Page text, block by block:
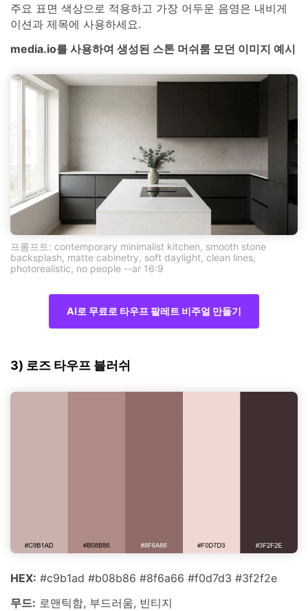
주요 표면 색상으로 적용하고 가장 어두운 음영은 내비게
이션과 제목에 사용하세요.
media.io를 사용하여 생성된 스톤 머쉬룸 모던 이미지 예시
프롬프트: contemporary minimalist kitchen, smooth stone
backsplash, matte cabinetry, soft daylight, clean lines,
photorealistic, no people --ar 16:9
AI로 무료로 타우프 팔레트 비주얼 만들기
3) 로즈 타우프 블러쉬
HEX: #c9b1ad #b08b86 #8f6a66 #f0d7d3 #3f2f2e
무드: 로맨틱함, 부드러움, 빈티지